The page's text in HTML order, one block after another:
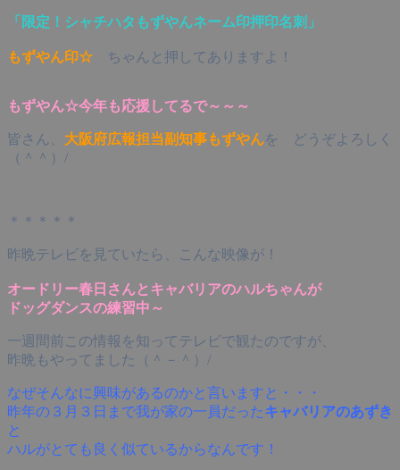
「限定！シャチハタもずやんネーム印押印名刺」
もずやん印☆ ちゃんと押してありますよ！
もずやん☆今年も応援してるで～～～
皆さん、 大阪府広報担当副知事もずやんを どうぞよろしく
（＾＾）/
＊＊＊＊＊
昨晩テレビを見ていたら、こんな映像が！
オードリー春日さんとキャバリアのハルちゃんが
ドッグダンスの練習中～
一週間前この情報を知ってテレビで観たのですが、
昨晩もやってました（＾－＾）/
なぜそんなに興味があるのかと言いますと・・・
昨年の３月３日まで我が家の一員だったキャバリアのあずき
と
ハルがとても良く似ているからなんです！